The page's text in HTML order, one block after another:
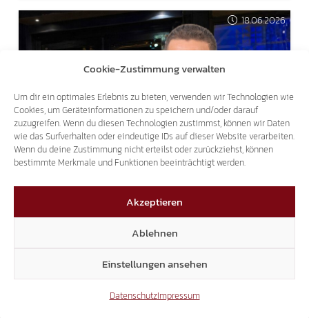
Cookie-Zustimmung verwalten
Um dir ein optimales Erlebnis zu bieten, verwenden wir Technologien wie
Cookies, um Geräteinformationen zu speichern und/oder darauf
zuzugreifen. Wenn du diesen Technologien zustimmst, können wir Daten
wie das Surfverhalten oder eindeutige IDs auf dieser Website verarbeiten.
Wenn du deine Zustimmung nicht erteilst oder zurückziehst, können
bestimmte Merkmale und Funktionen beeinträchtigt werden.
Akzeptieren
Ablehnen
Einstellungen ansehen
DatenschutzImpressum
18.06.2026
NACHTLEBEN NICHT ZERSTÖREN!
KRIMINELLE BESTRAFEN STATT
NACHTLOKALE SCHLIESSEN!
12.06.2026